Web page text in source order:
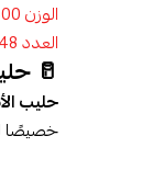
الوزن 400 جم
العدد 48 حبة في الكرتون
🥛 حليب
حليب
خصيصًا